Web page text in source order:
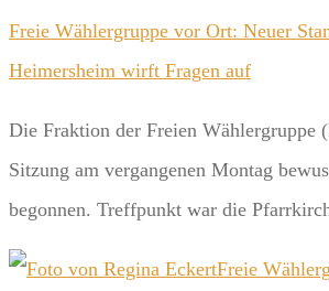
Freie Wählergruppe vor Ort: Neuer
Heimersheim wirft Fragen auf
Die Fraktion der Freien Wählergruppe
Sitzung am vergangenen Montag
begonnen. Treffpunkt war die
Freie